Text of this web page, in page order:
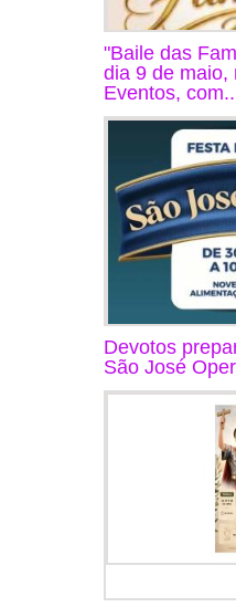
"Baile das
dia 9 de maio,
Eventos,
Devotos
São José